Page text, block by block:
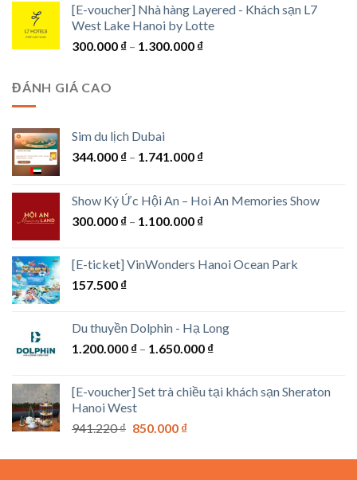
từ
1.750.000 ₫
[E-voucher] Nhà hàng Layered - Khách sạn L7
West Lake Hanoi by Lotte
300.000 ₫ – 1.300.000 ₫Khoảng
ĐÁNH GIÁ CAO
Sim du lịch Dubai
344.000 ₫ – 1.741.000 ₫Khoảng
344.000 ₫
đến
Show Ký Ức Hội An – Hoi An Memories Show
300.000 ₫ – 1.100.000 ₫Khoảng
300.000 ₫
[E-ticket] VinWonders Hanoi Ocean Park
157.500 ₫
Du thuyền Dolphin - Hạ Long
1.200.000 ₫ – 1.650.000 ₫Khoảng
1.200.000 ₫
[E-voucher] Set trà chiều tại khách sạn Sheraton
Hanoi West
941.220₫ Giá
là:
850.000 ₫Giá
tại